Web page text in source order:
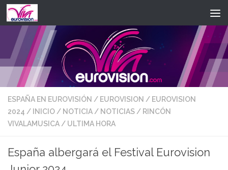
Saltar al contenido
ESPAÑA EN EUROVISIÓN / EUROVISION / EUROVISION
2024 / INICIO/ NOTICIA/ NOTICIAS/ RINCÓN
VIVALAMUSICA/ ULTIMA HORA
España albergará el Festival Eurovision